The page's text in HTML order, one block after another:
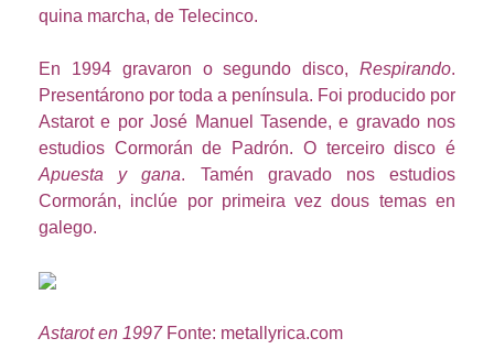
quina marcha, de Telecinco.
En 1994 gravaron o segundo disco, Respirando.
Presentárono por toda a península. Foi producido por
Astarot e por José Manuel Tasende, e gravado nos
estudios Cormorán de Padrón. O terceiro disco é
Apuesta y gana. Tamén gravado nos estudios
Cormorán, inclúe por primeira vez dous temas en
galego.
Astarot en 1997 Fonte: metallyrica.com